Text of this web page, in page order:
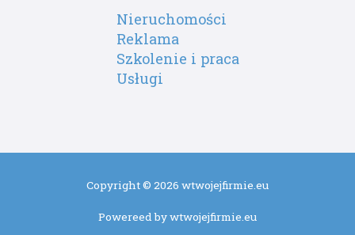
Nieruchomości
Reklama
Szkolenie i praca
Usługi
Copyright © 2026 wtwojejfirmie.eu
Powereed by wtwojejfirmie.eu